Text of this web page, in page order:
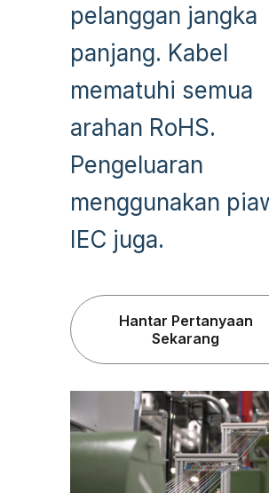
pelanggan jangka
panjang. Kabel
mematuhi semua
arahan RoHS.
Pengeluaran
menggunakan
IEC juga.
Hantar Pertanyaan
Sekarang